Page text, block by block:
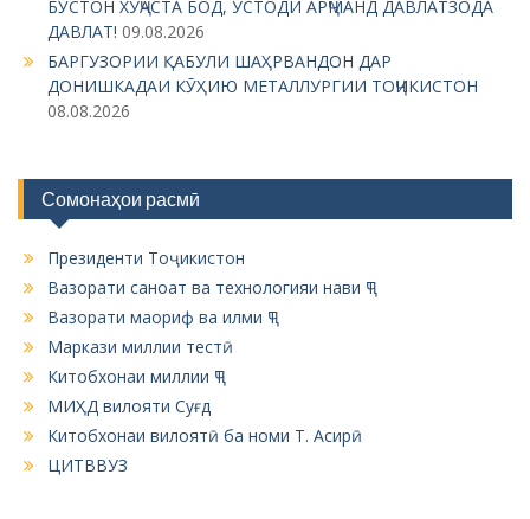
n
БӮСТОН ХУҶАСТА БОД, УСТОДИ АРҶМАНД ДАВЛАТЗОДА
ДАВЛАТ! 09.08.2026
БАРГУЗОРИИ ҚАБУЛИ ШАҲРВАНДОН ДАР
ДОНИШКАДАИ КӮҲИЮ МЕТАЛЛУРГИИ ТОҶИКИСТОН
08.08.2026
Сомонаҳои расмӣ
Президенти Тоҷикистон
Вазорати саноат ва технологияи нави ҶТ
Вазорати маориф ва илми ҶТ
Маркази миллии тестӣ
Китобхонаи миллии ҶТ
МИҲД вилояти Суғд
Китобхонаи вилоятӣ ба номи Т. Асирӣ
ЦИТВВУЗ